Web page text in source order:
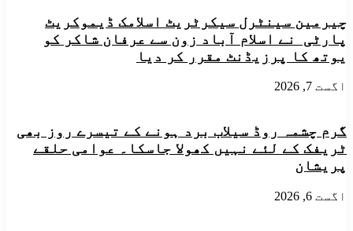
غفار
مرحوم
چیرمین سینٹرل سیکرٹریٹ اسلامک ڈیموکریٹ
پارٹی نے اسلام آباد زون سے عرفان شاکر کو
یوتھ کا پرزیڈنٹ مقرر کر دیا
اگست 7, 2026
گرم چشمہ روڈ سیلاب برد ہونے کے تیسرے روز بھی
ٹریفک کے لئے نہیں کھولا جاسکا۔ عوامی حلقے
پریشان
اگست 6, 2026